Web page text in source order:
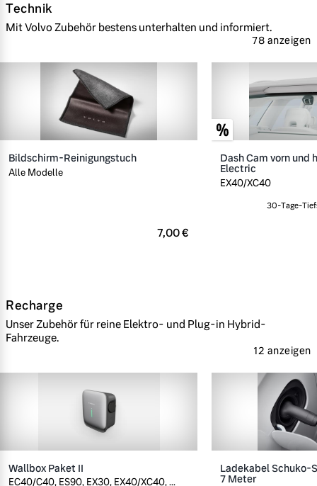
Technik
Mit Volvo Zubehör bestens unterhalten und informiert.
78 anzeigen
Bildschirm-Reinigungstuch
Alle Modelle
7,00 €
Dash Cam vorn und
Electric
EX40/XC40
30-Tage-
Recharge
Unser Zubehör für reine Elektro- und Plug-in Hybrid-
Fahrzeuge.
12 anzeigen
Wallbox Paket II
EC40/C40, ES90, EX30, EX40/XC40, ...
Ladekabel Schuko-
7 Meter